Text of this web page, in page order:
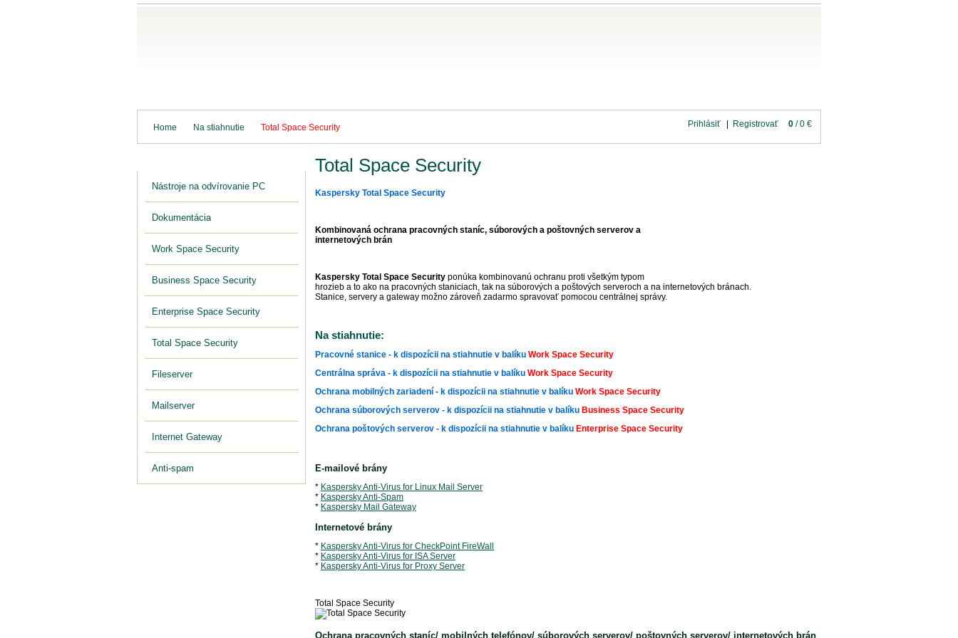
Home Na stiahnutie Total Space Security Prihlásiť Registrovať 0 / 0 €
Nástroje na odvírovanie PC
Dokumentácia
Work Space Security
Business Space Security
Enterprise Space Security
Total Space Security
Fileserver
Mailserver
Internet Gateway
Anti-spam
Total Space Security
Kaspersky Total Space Security
Kombinovaná ochrana pracovných staníc, súborových a poštovných serverov a
internetových brán
Kaspersky Total Space Security ponúka kombinovanú ochranu proti všetkým typom
hrozieb a to ako na pracovných staniciach, tak na súborových a poštových serveroch a na internetových bránach.
Stanice, servery a gateway možno zároveň zadarmo spravovať pomocou centrálnej správy.
Na stiahnutie:
Pracovné stanice - k dispozícii na stiahnutie v balíku Work Space Security
Centrálna správa - k dispozícii na stiahnutie v balíku Work Space Security
Ochrana mobilných zariadení - k dispozícii na stiahnutie v balíku Work Space Security
Ochrana súborových serverov - k dispozícii na stiahnutie v balíku Business Space Security
Ochrana poštových serverov - k dispozícii na stiahnutie v balíku Enterprise Space Security
E-mailové brány
* Kaspersky Anti-Virus for Linux Mail Server
* Kaspersky Anti-Spam
* Kaspersky Mail Gateway
Internetové brány
* Kaspersky Anti-Virus for CheckPoint FireWall
* Kaspersky Anti-Virus for ISA Server
* Kaspersky Anti-Virus for Proxy Server
Total Space Security
Ochrana pracovných staníc/ mobilných telefónov/ súborových serverov/ poštovných serverov/ internetových brán